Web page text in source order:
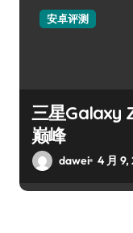
安卓评测
三星Galaxy
巅峰
dawei 4 月